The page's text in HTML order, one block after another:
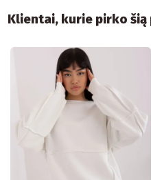
Klientai, kurie pirko